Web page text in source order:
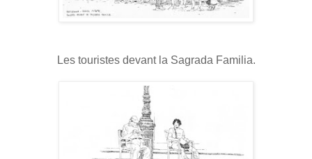
Les touristes devant la Sagrada Familia.